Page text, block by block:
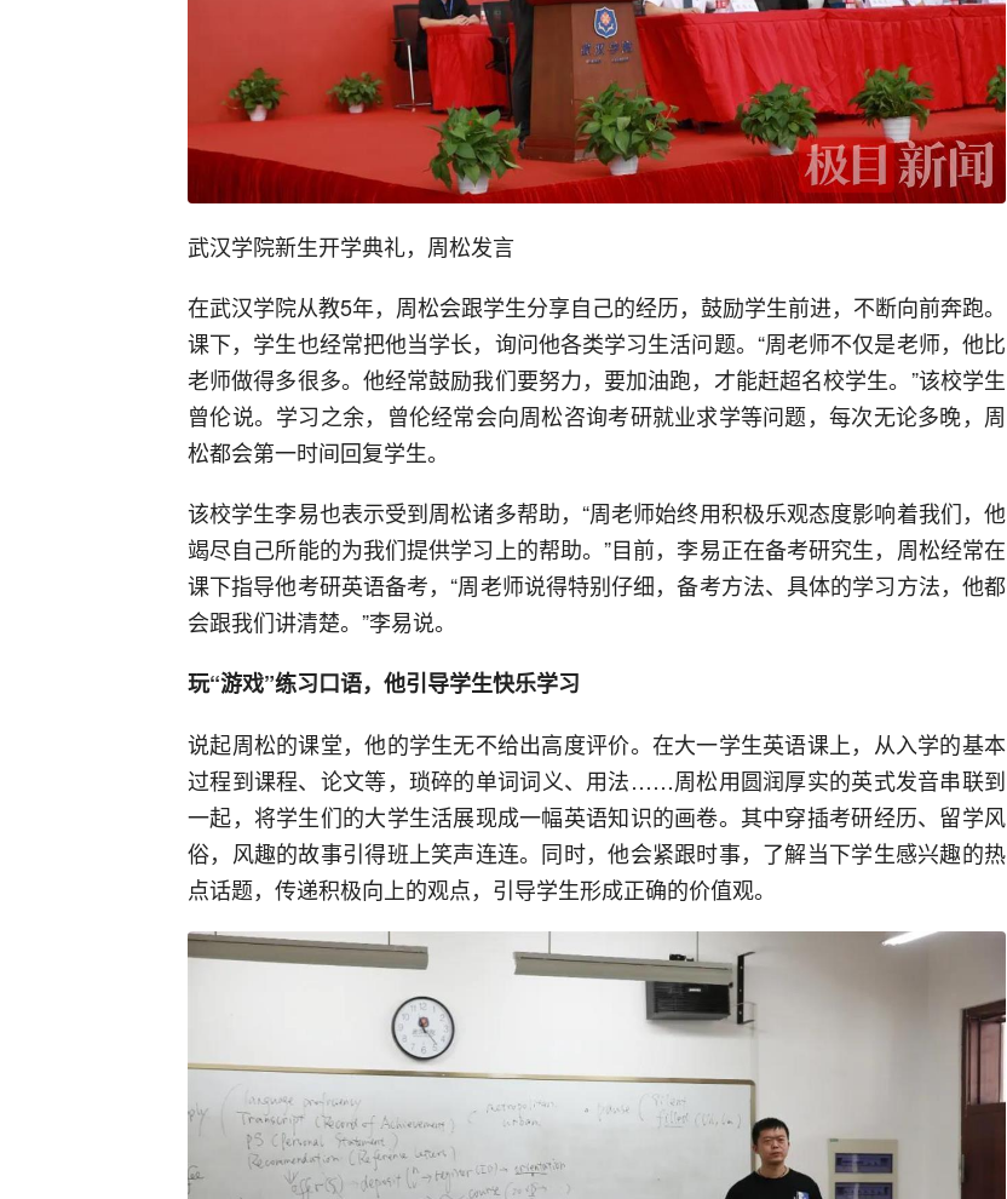
武汉学院新生开学典礼，周松发言
在武汉学院从教5年，周松会跟学生分享自己的经历，鼓励学生前进，不断向前奔跑。
课下，学生也经常把他当学长，询问他各类学习生活问题。“周老师不仅是老师，他比
老师做得多很多。他经常鼓励我们要努力，要加油跑，才能赶超名校学生。”该校学生
曾伦说。学习之余，曾伦经常会向周松咨询考研就业求学等问题，每次无论多晚，周
松都会第一时间回复学生。
该校学生李易也表示受到周松诸多帮助，“周老师始终用积极乐观态度影响着我们，他
竭尽自己所能的为我们提供学习上的帮助。”目前，李易正在备考研究生，周松经常在
课下指导他考研英语备考，“周老师说得特别仔细，备考方法、具体的学习方法，他都
会跟我们讲清楚。”李易说。
玩“游戏”练习口语，他引导学生快乐学习
说起周松的课堂，他的学生无不给出高度评价。在大一学生英语课上，从入学的基本
过程到课程、论文等，琐碎的单词词义、用法……周松用圆润厚实的英式发音串联到
一起，将学生们的大学生活展现成一幅英语知识的画卷。其中穿插考研经历、留学风
俗，风趣的故事引得班上笑声连连。同时，他会紧跟时事，了解当下学生感兴趣的热
点话题，传递积极向上的观点，引导学生形成正确的价值观。